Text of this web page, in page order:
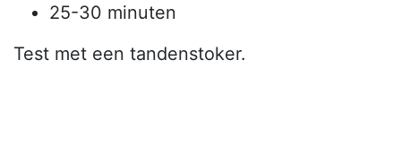
25-30 minuten
Test met een tandenstoker.